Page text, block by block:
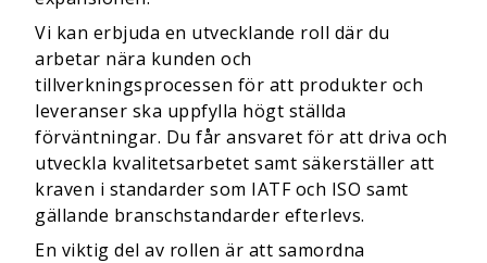
Vi kan erbjuda en utvecklande roll där du
arbetar nära kunden och
tillverkningsprocessen för att produkter och
leveranser ska uppfylla högt ställda
förväntningar. Du får ansvaret för att driva och
utveckla kvalitetsarbetet samt säkerställer att
kraven i standarder som IATF och ISO samt
gällande branschstandarder efterlevs.
En viktig del av rollen är att samordna